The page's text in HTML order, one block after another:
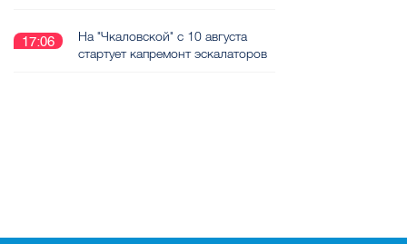
17:06
На "Чкаловской" с 10 августа
стартует капремонт эскалаторов